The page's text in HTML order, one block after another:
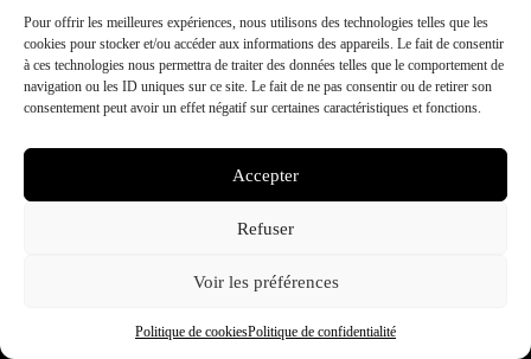
Pour offrir les meilleures expériences, nous utilisons des technologies telles que les
cookies pour stocker et/ou accéder aux informations des appareils. Le fait de consentir
à ces technologies nous permettra de traiter des données telles que le comportement de
navigation ou les ID uniques sur ce site. Le fait de ne pas consentir ou de retirer son
consentement peut avoir un effet négatif sur certaines caractéristiques et fonctions.
Accepter
Refuser
Voir les préférences
Politique de cookiesPolitique de confidentialité
CGVU
Mentions légales
Politique de confidentialité
© Kanut | High quality organic indoor CBD | Made in